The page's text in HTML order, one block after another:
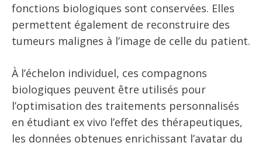
fonctions biologiques sont conservées. Elles
permettent également de reconstruire des
tumeurs malignes à l’image de celle du patient.
À l’échelon individuel, ces compagnons
biologiques peuvent être utilisés pour
l’optimisation des traitements personnalisés
en étudiant ex vivo l’effet des thérapeutiques,
les données obtenues enrichissant l’avatar du